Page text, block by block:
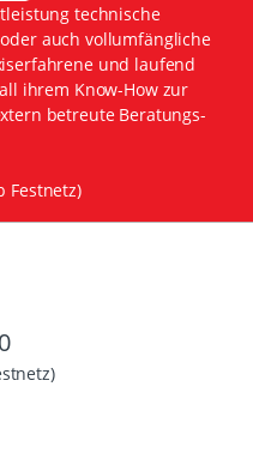
technische
auch vollumfängliche
und laufend
ihrem Know-How zur
betreute Beratungs-
Festnetz)